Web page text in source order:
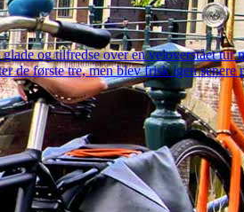
og tilfredse over en veloverstået tur
de første tre, men blev frisk igen senere